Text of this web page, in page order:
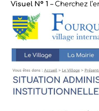
Visuel N° 1 – Cherchez